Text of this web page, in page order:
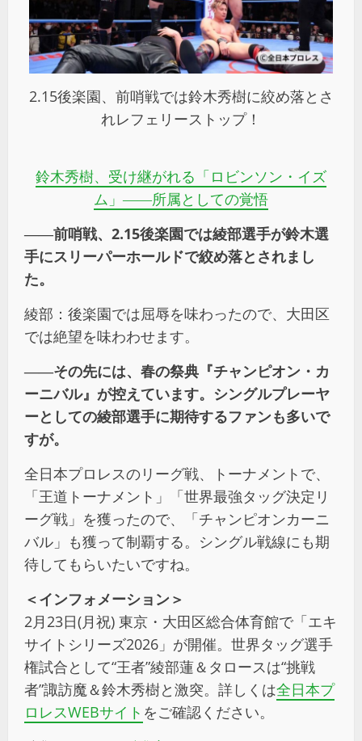
2.15後楽園、前哨戦では鈴木秀樹に絞め落とさ
れレフェリーストップ！
鈴木秀樹、受け継がれる「ロビンソン・イズ
ム」――所属としての覚悟
――前哨戦、2.15後楽園では綾部選手が鈴木選
手にスリーパーホールドで絞め落とされまし
た。
綾部：後楽園では屈辱を味わったので、大田区
では絶望を味わわせます。
――その先には、春の祭典『チャンピオン・カ
ーニバル』が控えています。シングルプレーヤ
ーとしての綾部選手に期待するファンも多いで
すが。
全日本プロレスのリーグ戦、トーナメントで、
「王道トーナメント」「世界最強タッグ決定リ
ーグ戦」を獲ったので、「チャンピオンカーニ
バル」も獲って制覇する。シングル戦線にも期
待してもらいたいですね。
＜インフォメーション＞
2月23日(月祝) 東京・大田区総合体育館で「エキ
サイトシリーズ2026」が開催。世界タッグ選手
権試合として“王者”綾部蓮＆タロースは“挑戦
者”諏訪魔＆鈴木秀樹と激突。詳しくは全日本プ
ロレスWEBサイト をご確認ください。